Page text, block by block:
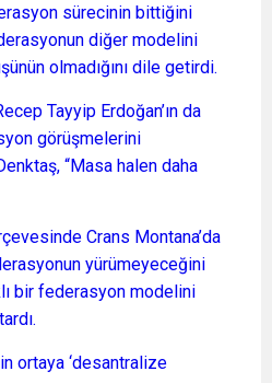
sürecinin bittiğini
diğer modelini
olmadığını dile getirdi.
Tayyip Erdoğan’ın da
görüşmelerini
“Masa halen daha
Crans Montana’da
yürümeyeceğini
bir federasyon modelini
ortaya ‘desantralize